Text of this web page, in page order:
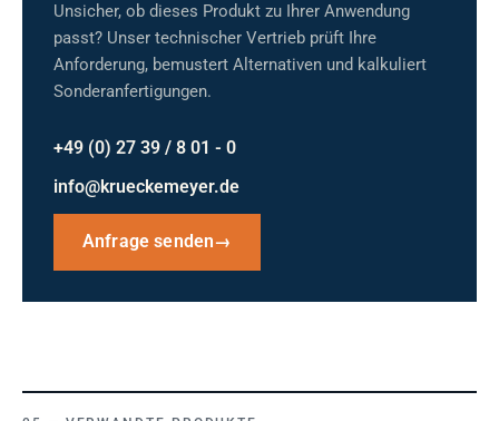
Unsicher, ob dieses Produkt zu Ihrer Anwendung
passt? Unser technischer Vertrieb prüft Ihre
Anforderung, bemustert Alternativen und kalkuliert
Sonderanfertigungen.
+49 (0) 27 39 / 8 01 - 0
info@krueckemeyer.de
Anfrage senden→